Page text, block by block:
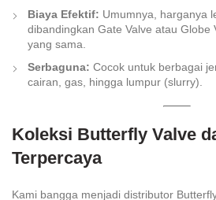
Biaya Efektif: Umumnya, harganya
dibandingkan Gate Valve atau Globe
yang sama.
Serbaguna: Cocok untuk berbagai
cairan, gas, hingga lumpur (slurry).
Koleksi Butterfly Valve
Terpercaya
Kami bangga menjadi distributor